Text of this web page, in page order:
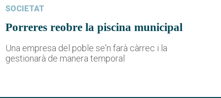
SOCIETAT
Porreres reobre la piscina municipal
Una empresa del poble se'n farà càrrec i la
gestionarà de manera temporal